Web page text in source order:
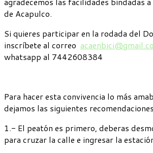
de Acapulco.
Si quieres participar en la rodada del
inscríbete al correo
whatsapp al 7442608384
Para hacer esta convivencia lo más
dejamos las siguientes
1.- El peatón es primero, deberas
para cruzar la calle e ingresar la